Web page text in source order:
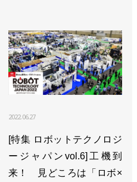
2022.06.27
[特集 ロボットテクノロジ
ージャパンvol.6]工機到
来！ 見どころは「ロボ×